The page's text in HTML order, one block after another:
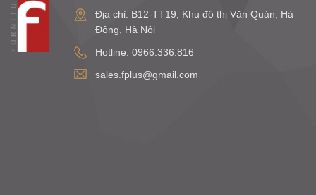
Địa chỉ: B12-TT19, Khu đô thị Văn Quán, Hà
Đông, Hà Nội
Hotline: 0966.336.816
sales.fplus@gmail.com